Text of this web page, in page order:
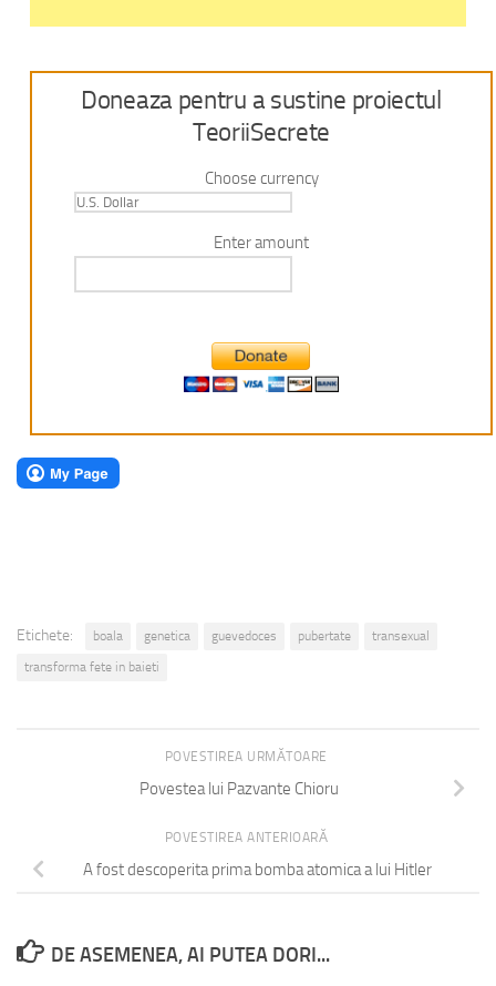
Doneaza pentru a sustine proiectul
TeoriiSecrete
Choose currency
Enter amount
Etichete: boala genetica guevedoces pubertate
transexual
transforma fete in baieti
POVESTIREA URMĂTOARE
Povestea lui Pazvante Chioru
POVESTIREA ANTERIOARĂ
A fost descoperita prima bomba atomica a lui Hitler
DE ASEMENEA, AI PUTEA DORI...